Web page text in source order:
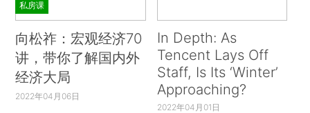
私房课
向松祚：宏观经济70
讲，带你了解国内外
经济大局
2022年04月06日
In Depth: As
Tencent Lays Off
Staff, Is Its ‘Winter’
Approaching?
2022年04月01日